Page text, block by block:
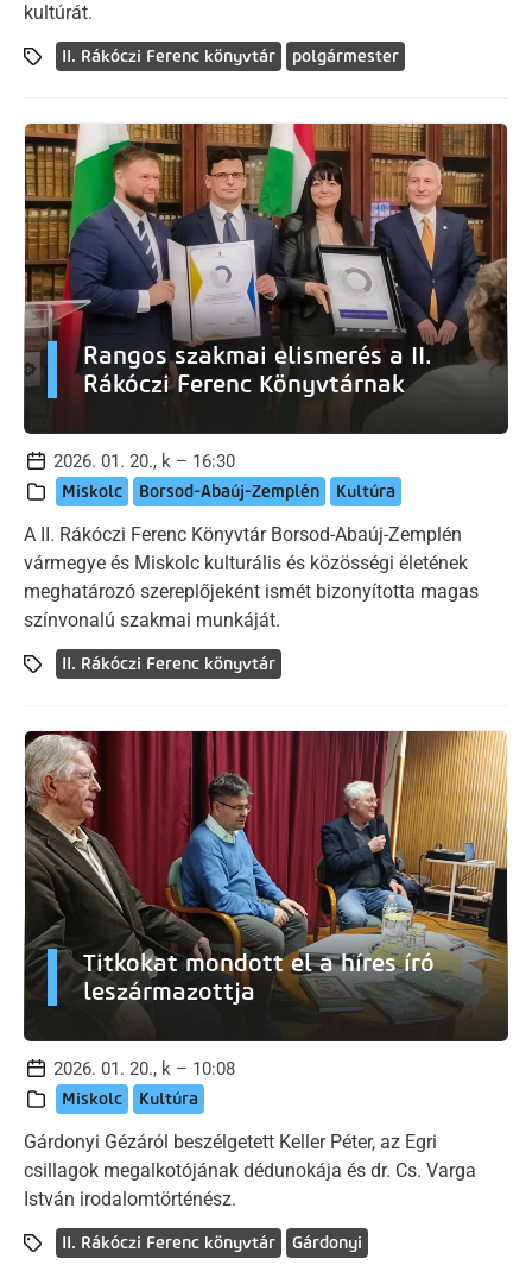
kultúrát.
II. Rákóczi Ferenc könyvtár polgármester
Rangos szakmai elismerés a II.
Rákóczi Ferenc Könyvtárnak
2026. 01. 20., k – 16:30
Miskolc Borsod-Abaúj-Zemplén Kultúra
A II. Rákóczi Ferenc Könyvtár Borsod-Abaúj-Zemplén
vármegye és Miskolc kulturális és közösségi életének
meghatározó szereplőjeként ismét bizonyította magas
színvonalú szakmai munkáját.
II. Rákóczi Ferenc könyvtár
Titkokat mondott el a híres író
leszármazottja
2026. 01. 20., k – 10:08
Miskolc Kultúra
Gárdonyi Gézáról beszélgetett Keller Péter, az Egri
csillagok megalkotójának dédunokája és dr. Cs. Varga
István irodalomtörténész.
II. Rákóczi Ferenc könyvtár Gárdonyi